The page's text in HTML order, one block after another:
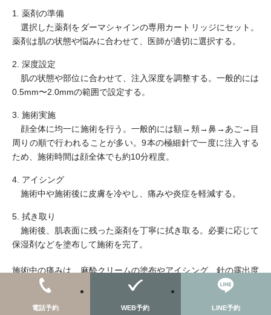
電話予約 WEB予約 LINE予約
1. 薬剤の準備
選択した薬剤をダーマシャインの専用カートリッジにセット。
薬剤は肌の状態や悩みに合わせて、医師が適切に選択する。
2. 深度設定
肌の状態や部位に合わせて、注入深度を調整する。一般的には
0.5mm〜2.0mmの範囲で設定する。
3. 施術実施
顔全体に均一に施術を行う。一般的には額→頬→鼻→あご→目
周りの順で行われることが多い。9本の極細針で一度に注入する
ため、施術時間は顔全体でも約10分程度。
4. アイシング
施術中や施術後に皮膚を冷やし、痛みや炎症を軽減する。
5. 拭き取り
施術後、肌表面に残った薬剤を丁寧に拭き取る。必要に応じて
保湿剤などを塗布して施術を完了。
施術中の痛みは、麻酔クリームの塗布やアイシング、針の露出度
調整や注入量と吸引圧の最適化などにより、最小限に抑えられま
機能により、痛みをさらに軽減しているのです。これらの工夫に